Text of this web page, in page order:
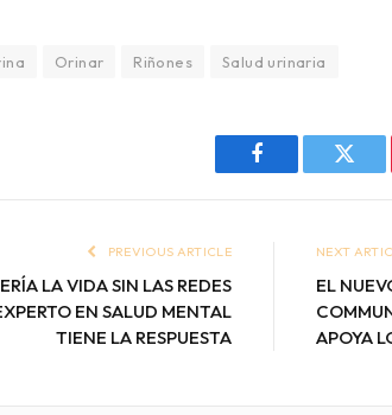
Orinar Riñones Salud urinaria
Facebook
PREVIOUS ARTICLE
LA VIDA SIN LAS REDES
EN SALUD MENTAL
TIENE LA RESPUESTA
NEXT
EL
APOYA